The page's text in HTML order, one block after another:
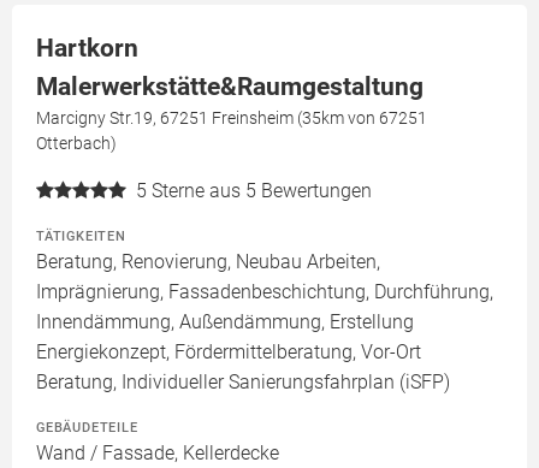
Hartkorn
Malerwerkstätte&Raumgestaltung
Marcigny Str.19, 67251 Freinsheim (35km von 67251
Otterbach)
5 Sterne aus 5 Bewertungen
TÄTIGKEITEN
Beratung, Renovierung, Neubau Arbeiten,
Imprägnierung, Fassadenbeschichtung, Durchführung,
Innendämmung, Außendämmung, Erstellung
Energiekonzept, Fördermittelberatung, Vor-Ort
Beratung, Individueller Sanierungsfahrplan (iSFP)
GEBÄUDETEILE
Wand / Fassade, Kellerdecke